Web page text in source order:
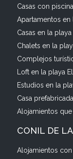
Casas con
Apartamentos en
Casas en la
Chalets en la
Complejos
Loft en la playa
Estudios en la
Casa
Alojamientos
CONIL DE
Alojamientos